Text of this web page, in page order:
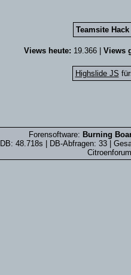
Teamsite
Views heute: 19.366 | Views
Highslide JS
Forensoftware: Burning
DB: 48.718s | DB-Abfragen: 33 |